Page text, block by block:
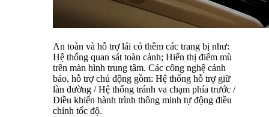
An toàn và hỗ trợ lái có thêm các trang bị như:
Hệ thống quan sát toàn cảnh; Hiển thị điểm mù
trên màn hình trung tâm. Các công nghệ cảnh
báo, hỗ trợ chủ động gồm: Hệ thống hỗ trợ giữ
làn đường / Hệ thống tránh va chạm phía trước /
Điều khiển hành trình thông minh tự động điều
chỉnh tốc độ.